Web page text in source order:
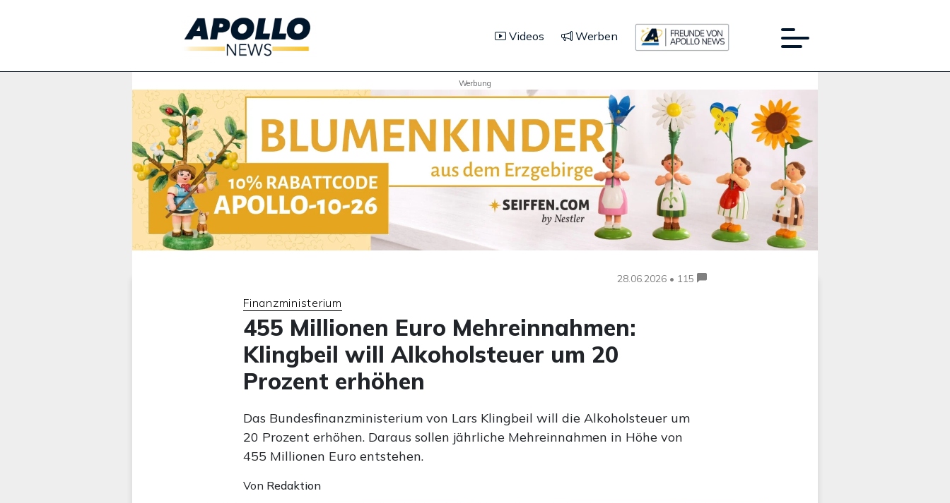
Videos Werben
Werbung
28.06.2026 • 115
Finanzministerium
455 Millionen Euro Mehreinnahmen:
Klingbeil will Alkoholsteuer um 20
Prozent erhöhen
Das Bundesfinanzministerium von Lars Klingbeil will die Alkoholsteuer um
20 Prozent erhöhen. Daraus sollen jährliche Mehreinnahmen in Höhe von
455 Millionen Euro entstehen.
Von Redaktion